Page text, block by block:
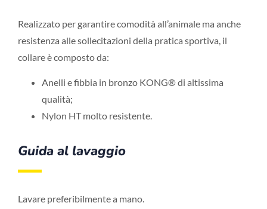
Realizzato per garantire comodità all’animale ma anche
resistenza alle sollecitazioni della pratica sportiva, il
collare è composto da:
Anelli e fibbia in bronzo KONG® di altissima
qualità;
Nylon HT molto resistente.
Guida al lavaggio
Lavare preferibilmente a mano.